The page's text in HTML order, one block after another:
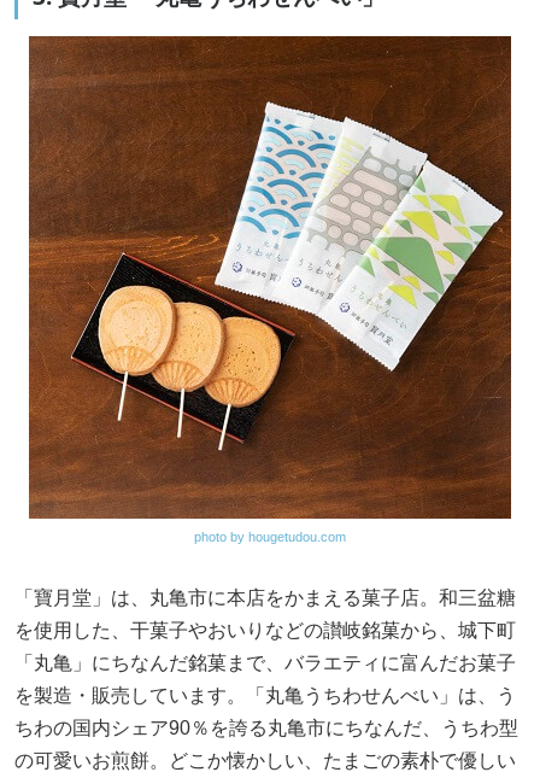
photo by hougetudou.com
「寶月堂」は、丸亀市に本店をかまえる菓子店。和三盆糖
を使用した、干菓子やおいりなどの讃岐銘菓から、城下町
「丸亀」にちなんだ銘菓まで、バラエティに富んだお菓子
を製造・販売しています。「丸亀うちわせんべい」は、う
ちわの国内シェア90％を誇る丸亀市にちなんだ、うちわ型
の可愛いお煎餅。どこか懐かしい、たまごの素朴で優しい